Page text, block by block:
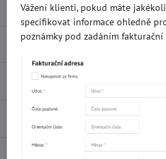
Popis
Recenze 0
Vážení klienti, pokud máte
specifikovat informace ohledně
poznámky pod zadáním fakturační